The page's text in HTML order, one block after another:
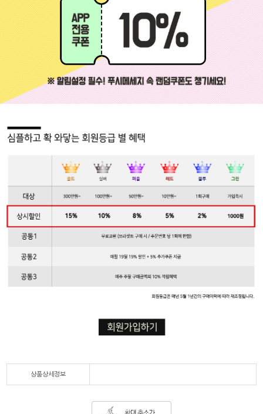
상품상세정보